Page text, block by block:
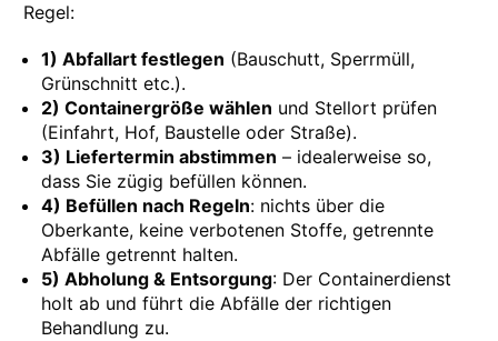
Regel:
1) Abfallart festlegen (Bauschutt, Sperrmüll,
Grünschnitt etc.).
2) Containergröße wählen und Stellort prüfen
(Einfahrt, Hof, Baustelle oder Straße).
3) Liefertermin abstimmen – idealerweise so,
dass Sie zügig befüllen können.
4) Befüllen nach Regeln: nichts über die
Oberkante, keine verbotenen Stoffe, getrennte
Abfälle getrennt halten.
5) Abholung & Entsorgung: Der Containerdienst
holt ab und führt die Abfälle der richtigen
Behandlung zu.